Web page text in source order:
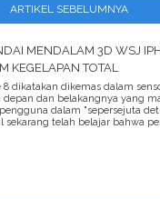
ARTIKEL SEBELUMNYA
MENDALAM 3D WSJ
KEGELAPAN TOTAL
8 dikatakan dikemas dalam
depan dan belakangnya yang
dalam "sepersejuta
sekarang telah belajar bahwa